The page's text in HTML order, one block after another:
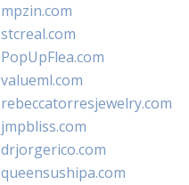
mpzin.com
stcreal.com
PopUpFlea.com
valueml.com
rebeccatorresjewelry.com
jmpbliss.com
drjorgerico.com
queensushipa.com